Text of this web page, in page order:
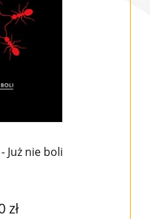
Już nie boli
zł